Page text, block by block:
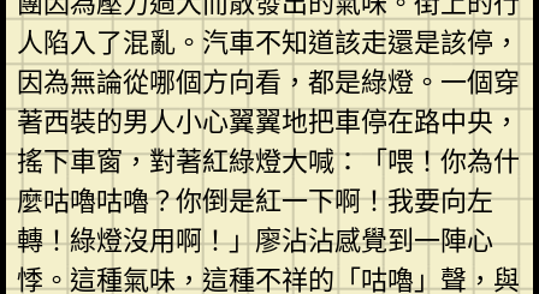
人陷入了混亂。汽車不知道該走還是該停，
因為無論從哪個方向看，都是綠燈。一個穿
著西裝的男人小心翼翼地把車停在路中央，
搖下車窗，對著紅綠燈大喊：「喂！你為什
麼咕嚕咕嚕？你倒是紅一下啊！我要向左
轉！綠燈沒用啊！」廖沾沾感覺到一陣心
悸。這種氣味，這種不祥的「咕嚕」聲，與